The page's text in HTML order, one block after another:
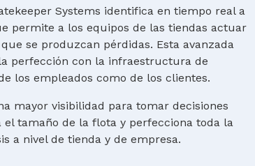
Systems identifica en tiempo real a
permite a los equipos de las tiendas actuar
se produzcan pérdidas. Esta avanzada
perfección con la infraestructura de
los empleados como de los clientes.
mayor visibilidad para tomar decisiones
tamaño de la flota y perfecciona toda la
a nivel de tienda y de empresa.